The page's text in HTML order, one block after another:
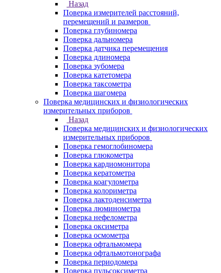
Назад
Поверка измерителей расстояний,
перемещений и размеров
Поверка глубиномера
Поверка дальномера
Поверка датчика перемещения
Поверка длиномера
Поверка зубомера
Поверка катетомера
Поверка таксометра
Поверка шагомера
Поверка медицинских и физиологических
измерительных приборов
Назад
Поверка медицинских и физиологических
измерительных приборов
Поверка гемоглобиномера
Поверка глюкометра
Поверка кардиомонитора
Поверка кератометра
Поверка коагулометра
Поверка колориметра
Поверка лактоденсиметра
Поверка люминометра
Поверка нефелометра
Поверка оксиметра
Поверка осмометра
Поверка офтальмомера
Поверка офтальмотонографа
Поверка периодомера
Поверка пульсоксиметра